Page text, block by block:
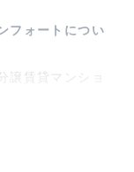
フォートについ
譲賃貸マンショ